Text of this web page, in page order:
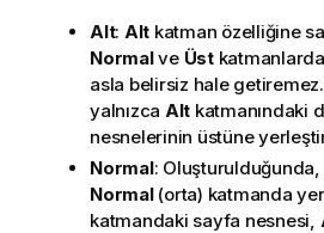
Alt: Alt katman özelliğine
Normalve Üst
asla belirsiz hale
yalnızca Alt katmanındaki
nesnelerinin üstüne
Normal:
Normal(orta) katmanda yer
katmandaki sayfa nesnesi,